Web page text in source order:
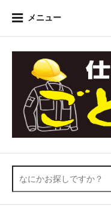
メニュー